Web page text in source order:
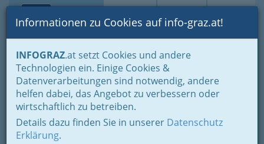
Suche Login Toggle
Informationen zu Cookies auf info-graz.at!
INFOGRAZ.at setzt Cookies und andere
Technologien ein. Einige Cookies &
Datenverarbeitungen sind notwendig, andere
helfen dabei, das Angebot zu verbessern oder
wirtschaftlich zu betreiben.
Details dazu finden Sie in unserer Datenschutz
Erklärung.
Home Branchen
Einkaufen & Schenken - der Handel
Der Handel nach WKO-Gliederung
Radio- & Elektrohandel
Elektrogeräteeinzelhandel
A1 Telekom Austria
Aktiengesellschaft - A1-Shop
Citypark